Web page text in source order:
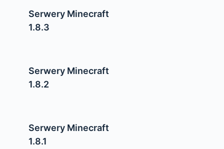
Serwery Minecraft
1.8.3
Serwery Minecraft
1.8.2
Serwery Minecraft
1.8.1